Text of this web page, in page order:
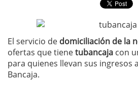
El servicio de domiciliación de la
ofertas que tienetubancaja con
para quienes llevan sus ingresos
Bancaja.